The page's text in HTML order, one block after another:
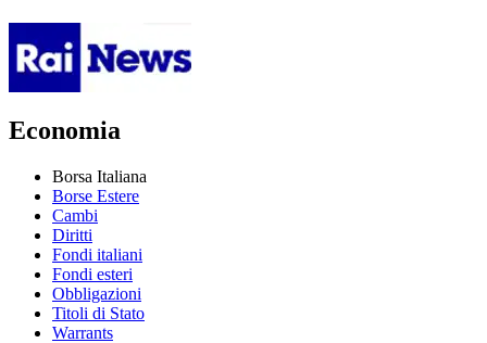
Economia
Borsa Italiana
Borse Estere
Cambi
Diritti
Fondi italiani
Fondi esteri
Obbligazioni
Titoli di Stato
Warrants